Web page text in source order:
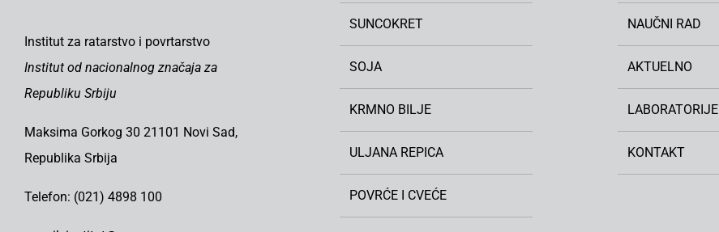
Institut za ratarstvo i povrtarstvo
Institut od nacionalnog značaja za
Republiku Srbiju
Maksima Gorkog 30 21101 Novi Sad,
Republika Srbija
Telefon: (021) 4898 100
SUNCOKRET
SOJA
KRMNO BILJE
ULJANA REPICA
POVRĆE I CVEĆE
NAUČNI RAD
AKTUELNO
LABORATORIJE
KONTAKT